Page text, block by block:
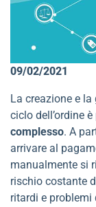
09/02/2021
La creazione e
ciclo dell’ordine
complesso. A
arrivare al
manualmente si
rischio costante
ritardi e problemi